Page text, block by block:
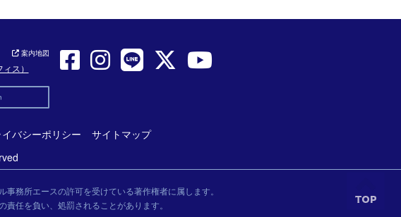
ス）
案内地図
バシーポリシー
サイトマップ
務所エースの許可を受けている著作権者に属します。
任を負い、処罰されることがあります。